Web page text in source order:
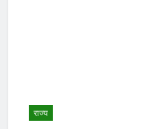
राज्य